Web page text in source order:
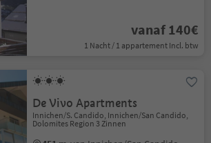
vanaf 140€
1 Nacht / 1 appartement Incl. btw
De Vivo Apartments
Innichen/S. Candido, Innichen/San Candido,
Dolomites Region 3 Zinnen